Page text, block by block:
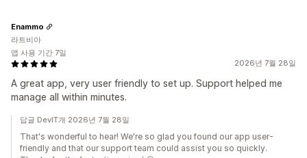
2026년 7월 28일
A great app, very user friendly to set up. Support helped me
manage all within minutes.
Enammo
라트비아
앱 사용 기간 7일
답글 DevIT개 2026년 7월 28일
That's wonderful to hear! We're so glad you found our app user-
friendly and that our support team could assist you so quickly.